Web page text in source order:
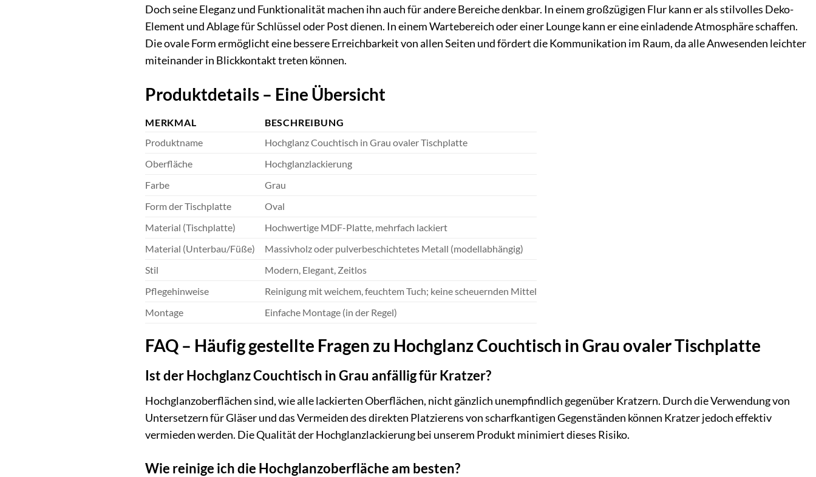
Doch seine Eleganz und Funktionalität machen ihn auch für andere Bereiche denkbar. In einem großzügigen Flur kann er als stilvolles Deko-
Element und Ablage für Schlüssel oder Post dienen. In einem Wartebereich oder einer Lounge kann er eine einladende Atmosphäre schaffen.
Die ovale Form ermöglicht eine bessere Erreichbarkeit von allen Seiten und fördert die Kommunikation im Raum, da alle Anwesenden leichter
miteinander in Blickkontakt treten können.
Produktdetails – Eine Übersicht
MERKMAL
BESCHREIBUNG
Produktname
Hochglanz Couchtisch in Grau ovaler Tischplatte
Oberfläche
Hochglanzlackierung
Farbe
Grau
Form der Tischplatte
Oval
Material (Tischplatte)
Hochwertige MDF-Platte, mehrfach lackiert
Material (Unterbau/Füße)
Massivholz oder pulverbeschichtetes Metall (modellabhängig)
Stil
Modern, Elegant, Zeitlos
Pflegehinweise
Reinigung mit weichem, feuchtem Tuch; keine scheuernden Mittel
Montage
Einfache Montage (in der Regel)
FAQ – Häufig gestellte Fragen zu Hochglanz Couchtisch in Grau ovaler Tischplatte
Ist der Hochglanz Couchtisch in Grau anfällig für Kratzer?
Hochglanzoberflächen sind, wie alle lackierten Oberflächen, nicht gänzlich unempfindlich gegenüber Kratzern. Durch die Verwendung von
Untersetzern für Gläser und das Vermeiden des direkten Platzierens von scharfkantigen Gegenständen können Kratzer jedoch effektiv
vermieden werden. Die Qualität der Hochglanzlackierung bei unserem Produkt minimiert dieses Risiko.
Wie reinige ich die Hochglanzoberfläche am besten?